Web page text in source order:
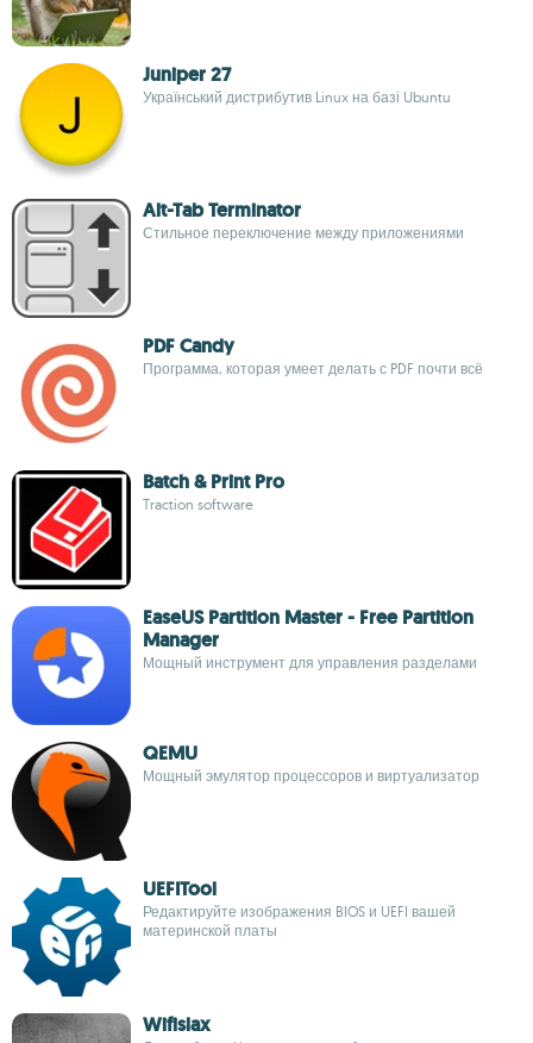
Juniper 27
Український дистрибутив Linux на базі Ubuntu
Alt-Tab Terminator
Стильное переключение между приложениями
PDF Candy
Программа, которая умеет делать с PDF почти всё
Batch & Print Pro
Traction software
EaseUS Partition Master - Free Partition
Manager
Мощный инструмент для управления разделами
QEMU
Мощный эмулятор процессоров и виртуализатор
UEFITool
Редактируйте изображения BIOS и UEFI вашей
материнской платы
Wifislax